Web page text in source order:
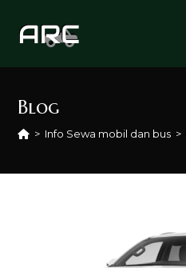
Blog
> Info Sewa mobil dan bus >